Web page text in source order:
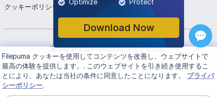
Optimize
Protect
Download Now
クッキーポリシー
著作権 ©2026 Filepuma. 全著作権所有.
Filepuma クッキーを使用してコンテンツを改善し、ウェブサイトで
最高の体験を提供します。. このウェブサイトを引き続き使用するこ
とにより、あなたは当社の条件に同意したことになります。 プライバ
シーポリシー.